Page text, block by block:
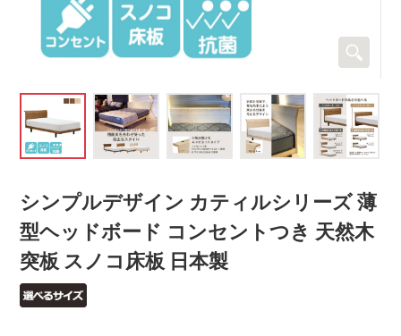
シンプルデザイン カティルシリーズ 薄
型ヘッドボード コンセントつき 天然木
突板 スノコ床板 日本製